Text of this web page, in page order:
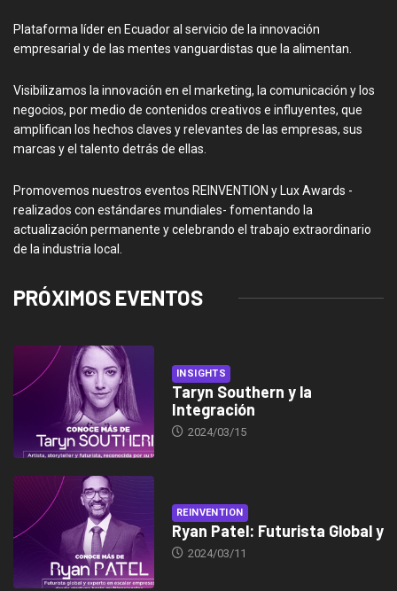
Plataforma líder en Ecuador al servicio de la innovación
empresarial y de las mentes vanguardistas que la alimentan.
Visibilizamos la innovación en el marketing, la comunicación y los
negocios, por medio de contenidos creativos e influyentes, que
amplifican los hechos claves y relevantes de las empresas, sus
marcas y el talento detrás de ellas.
Promovemos nuestros eventos REINVENTION y Lux Awards -
realizados con estándares mundiales- fomentando la
actualización permanente y celebrando el trabajo extraordinario
de la industria local.
PRÓXIMOS EVENTOS
INSIGHTS
Taryn Southern y la
Integración
2024/03/15
REINVENTION
Ryan Patel: Futurista Global y
2024/03/11